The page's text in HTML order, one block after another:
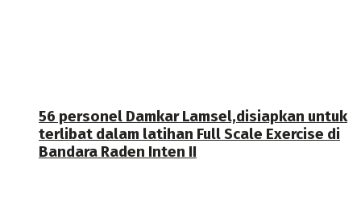
56 personel Damkar Lamsel,disiapkan untuk
terlibat dalam latihan Full Scale Exercise di
Bandara Raden Inten II